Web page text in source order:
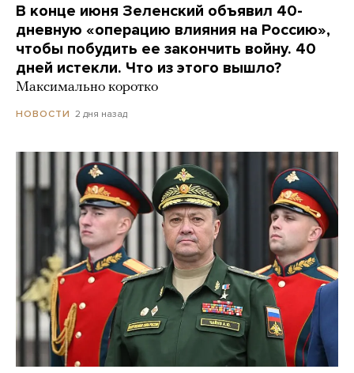
В конце июня Зеленский объявил 40-
дневную «операцию влияния на Россию»,
чтобы побудить ее закончить войну. 40
дней истекли. Что из этого вышло?
Максимально коротко
НОВОСТИ 2 дня назад